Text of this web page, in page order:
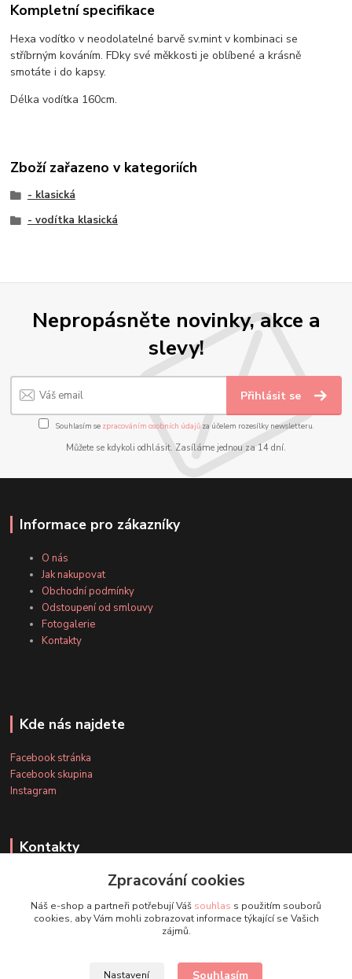
Kompletní specifikace
Hexa vodítko v neodolatelné barvě sv.mint v kombinaci se
stříbrným kováním. FDky své měkkosti je oblíbené a krásně
smotáte i do kapsy.
Délka vodítka 160cm.
Zboží zařazeno v kategoriích
- klasická
- vodítka klasická
Nepropásněte novinky, akce a
slevy!
Přihlásit se
Souhlasím se zpracováním osobních údajůza účelem rozesílky newsletteru.
Můžete se kdykoli odhlásit. Zasíláme jednou za 14 dní.
Informace pro zákazníky
O nás
Jak nakupovat
Obchodní podmínky
Odstoupení od smlouvy
Fotogalerie
Kontakty
Kde nás najdete
Facebook stránka
Facebook skupina
Instagram
Kontakty
+420 607 163 127
(Po-Pá, 8-20 hod., So-Ne, 8-14 hod.)
Zpracování cookies
Náš e-shop a partneři potřebují Váš souhlas s použitím souborů
cookies, aby Vám mohli zobrazovat informace týkající se Vašich
zájmů.
Nastavení Souhlasím